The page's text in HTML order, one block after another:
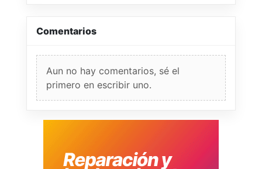
Comentarios
Aun no hay comentarios, sé el
primero en escribir uno.